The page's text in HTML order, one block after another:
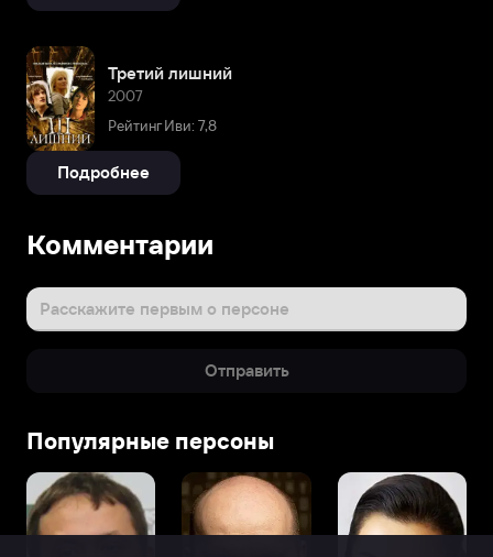
Третий лишний
2007
Рейтинг Иви: 7,8
Подробнее
Комментарии
Расскажите первым о персоне
Отправить
Популярные персоны